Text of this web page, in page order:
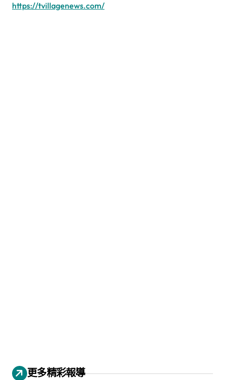
https://tvillagenews.com/
更多精彩報導